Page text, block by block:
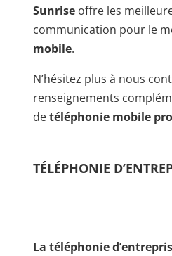
Sunrise offre les
communication pour le
mobile.
N’hésitez plus à nous
renseignements
detéléphonie mobile
TÉLÉPHONIE
La téléphonie